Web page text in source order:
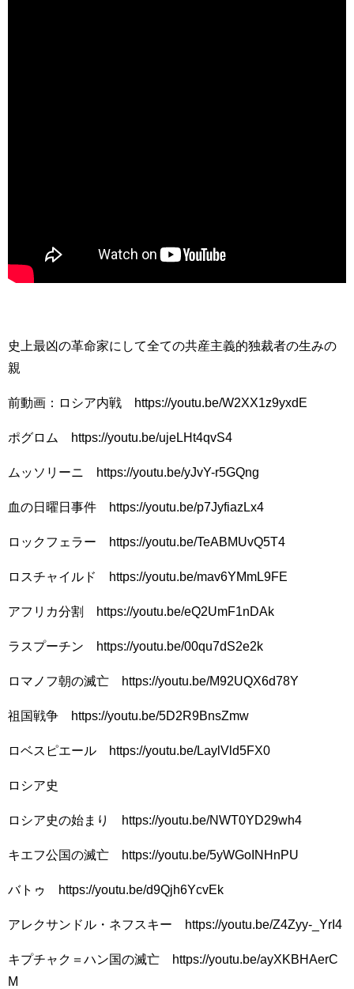
史上最凶の革命家にして全ての共産主義的独裁者の生みの
親
前動画：ロシア内戦 https://youtu.be/W2XX1z9yxdE
ポグロム https://youtu.be/ujeLHt4qvS4
ムッソリーニ https://youtu.be/yJvY-r5GQng
血の日曜日事件 https://youtu.be/p7JyfiazLx4
ロックフェラー https://youtu.be/TeABMUvQ5T4
ロスチャイルド https://youtu.be/mav6YMmL9FE
アフリカ分割 https://youtu.be/eQ2UmF1nDAk
ラスプーチン https://youtu.be/00qu7dS2e2k
ロマノフ朝の滅亡 https://youtu.be/M92UQX6d78Y
祖国戦争 https://youtu.be/5D2R9BnsZmw
ロベスピエール https://youtu.be/LaylVld5FX0
ロシア史
ロシア史の始まり https://youtu.be/NWT0YD29wh4
キエフ公国の滅亡 https://youtu.be/5yWGoINHnPU
バトゥ https://youtu.be/d9Qjh6YcvEk
アレクサンドル・ネフスキー https://youtu.be/Z4Zyy-_YrI4
キプチャク＝ハン国の滅亡 https://youtu.be/ayXKBHAerC
M